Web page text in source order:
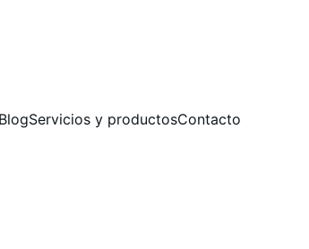
BlogServicios y productosContacto